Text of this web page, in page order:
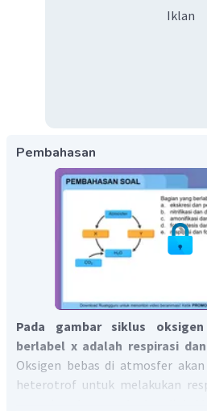
Iklan
Pembahasan
Pada gambar siklus
berlabel x adalah respirasi
Oksigen bebas di atmosfer
heterotrof untuk melakukan